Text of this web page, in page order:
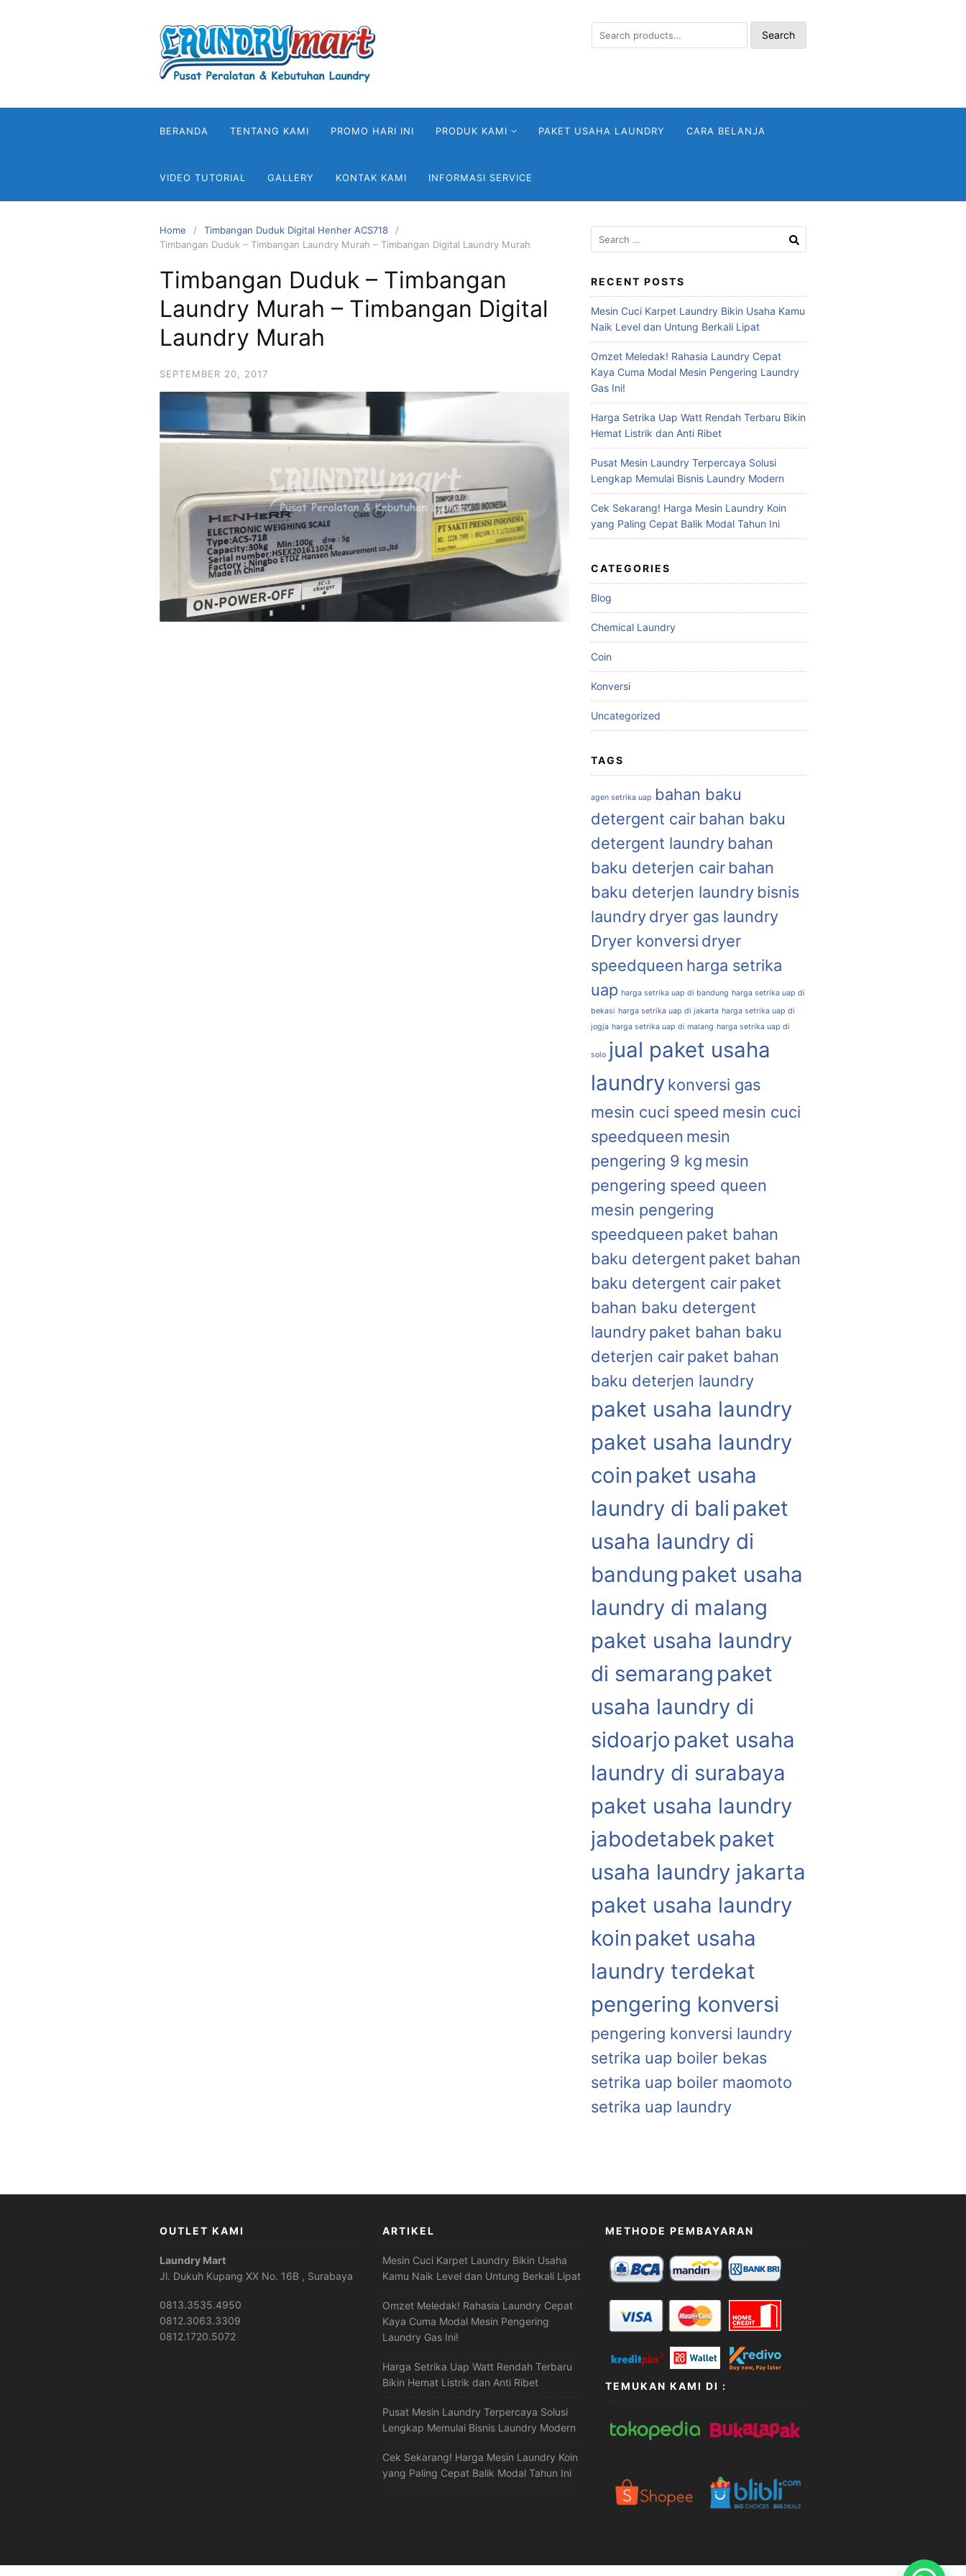
Search
for:
Search
BERANDA TENTANG KAMI PROMO HARI INI PRODUK KAMI PAKET USAHA LAUNDRY CARA BELANJA
VIDEO TUTORIAL GALLERY KONTAK KAMI INFORMASI SERVICE
Home
Timbangan Duduk Digital Henher ACS718
Timbangan Duduk – Timbangan Laundry Murah – Timbangan Digital Laundry Murah
Timbangan Duduk – Timbangan
Laundry Murah – Timbangan Digital
Laundry Murah
SEPTEMBER 20, 2017
Search
for:
RECENT POSTS
Mesin Cuci Karpet Laundry Bikin Usaha Kamu
Naik Level dan Untung Berkali Lipat
Omzet Meledak! Rahasia Laundry Cepat
Kaya Cuma Modal Mesin Pengering Laundry
Gas Ini!
Harga Setrika Uap Watt Rendah Terbaru Bikin
Hemat Listrik dan Anti Ribet
Pusat Mesin Laundry Terpercaya Solusi
Lengkap Memulai Bisnis Laundry Modern
Cek Sekarang! Harga Mesin Laundry Koin
yang Paling Cepat Balik Modal Tahun Ini
CATEGORIES
Blog
Chemical Laundry
Coin
Konversi
Uncategorized
TAGS
agen setrika uap bahan baku
detergent cair bahan baku
detergent laundry bahan
baku deterjen cair bahan
baku deterjen laundry bisnis
laundrydryer gas laundry
Dryer konversi dryer
speedqueen harga setrika
uap harga setrika uap di bandung harga setrika uap di
bekasi harga setrika uap di jakarta harga setrika uap di
jogja harga setrika uap di malang harga setrika uap di
solo jual paket usaha
laundrykonversi gas
mesin cuci speed mesin cuci
speedqueen mesin
pengering 9 kg mesin
pengering speed queen
mesin pengering
speedqueen paket bahan
baku detergent paket bahan
baku detergent cairpaket
bahan baku detergent
laundrypaket bahan baku
deterjen cairpaket bahan
baku deterjen laundry
paket usaha laundry
paket usaha laundry
coin paket usaha
laundry di bali paket
usaha laundry di
bandung paket usaha
laundry di malang
paket usaha laundry
di semarang paket
usaha laundry di
sidoarjo paket usaha
laundry di surabaya
paket usaha laundry
jabodetabekpaket
usaha laundry jakarta
paket usaha laundry
koin paket usaha
laundry terdekat
pengering konversi
pengering konversi laundry
setrika uap boiler bekas
setrika uap boiler maomoto
setrika uap laundry
OUTLET KAMI
Laundry Mart
Jl. Dukuh Kupang XX No. 16B , Surabaya
0813.3535.4950
0812.3063.3309
0812.1720.5072
ARTIKEL
Mesin Cuci Karpet Laundry Bikin Usaha
Kamu Naik Level dan Untung Berkali Lipat
Omzet Meledak! Rahasia Laundry Cepat
Kaya Cuma Modal Mesin Pengering
Laundry Gas Ini!
Harga Setrika Uap Watt Rendah Terbaru
Bikin Hemat Listrik dan Anti Ribet
Pusat Mesin Laundry Terpercaya Solusi
Lengkap Memulai Bisnis Laundry Modern
Cek Sekarang! Harga Mesin Laundry Koin
yang Paling Cepat Balik Modal Tahun Ini
METHODE PEMBAYARAN
TEMUKAN KAMI DI :